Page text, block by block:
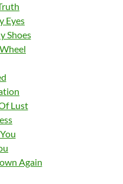
Eyes
Shoes
Lust
Again